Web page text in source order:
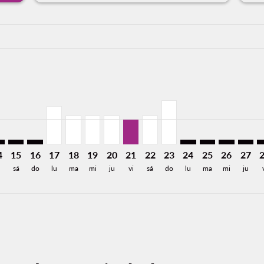
15
sá
16
do
17
lu
18
ma
19
mi
20
ju
21
vi
22
sá
23
do
SJD–CJS: cmp-
24
lu
SJD–CJS:
25
ma
26
mi
27
ju